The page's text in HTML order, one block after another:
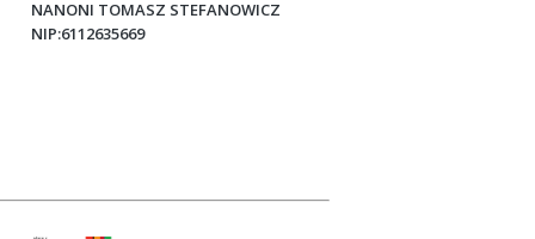
NANONI TOMASZ STEFANOWICZ
NIP:6112635669